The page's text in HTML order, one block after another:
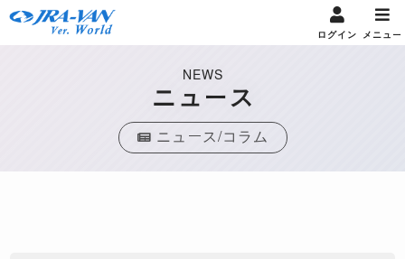
ログイン メニュー
NEWS
ニュース
ニュース/コラム